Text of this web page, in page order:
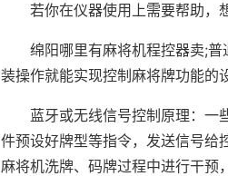
若你在仪器使用上需要帮助，
绵阳哪里有麻将机程控器卖;
装操作就能实现控制麻将牌功能的
蓝牙或无线信号控制原理：一
件预设好牌型等指令，发送信号给
麻将机洗牌、码牌过程中进行干预